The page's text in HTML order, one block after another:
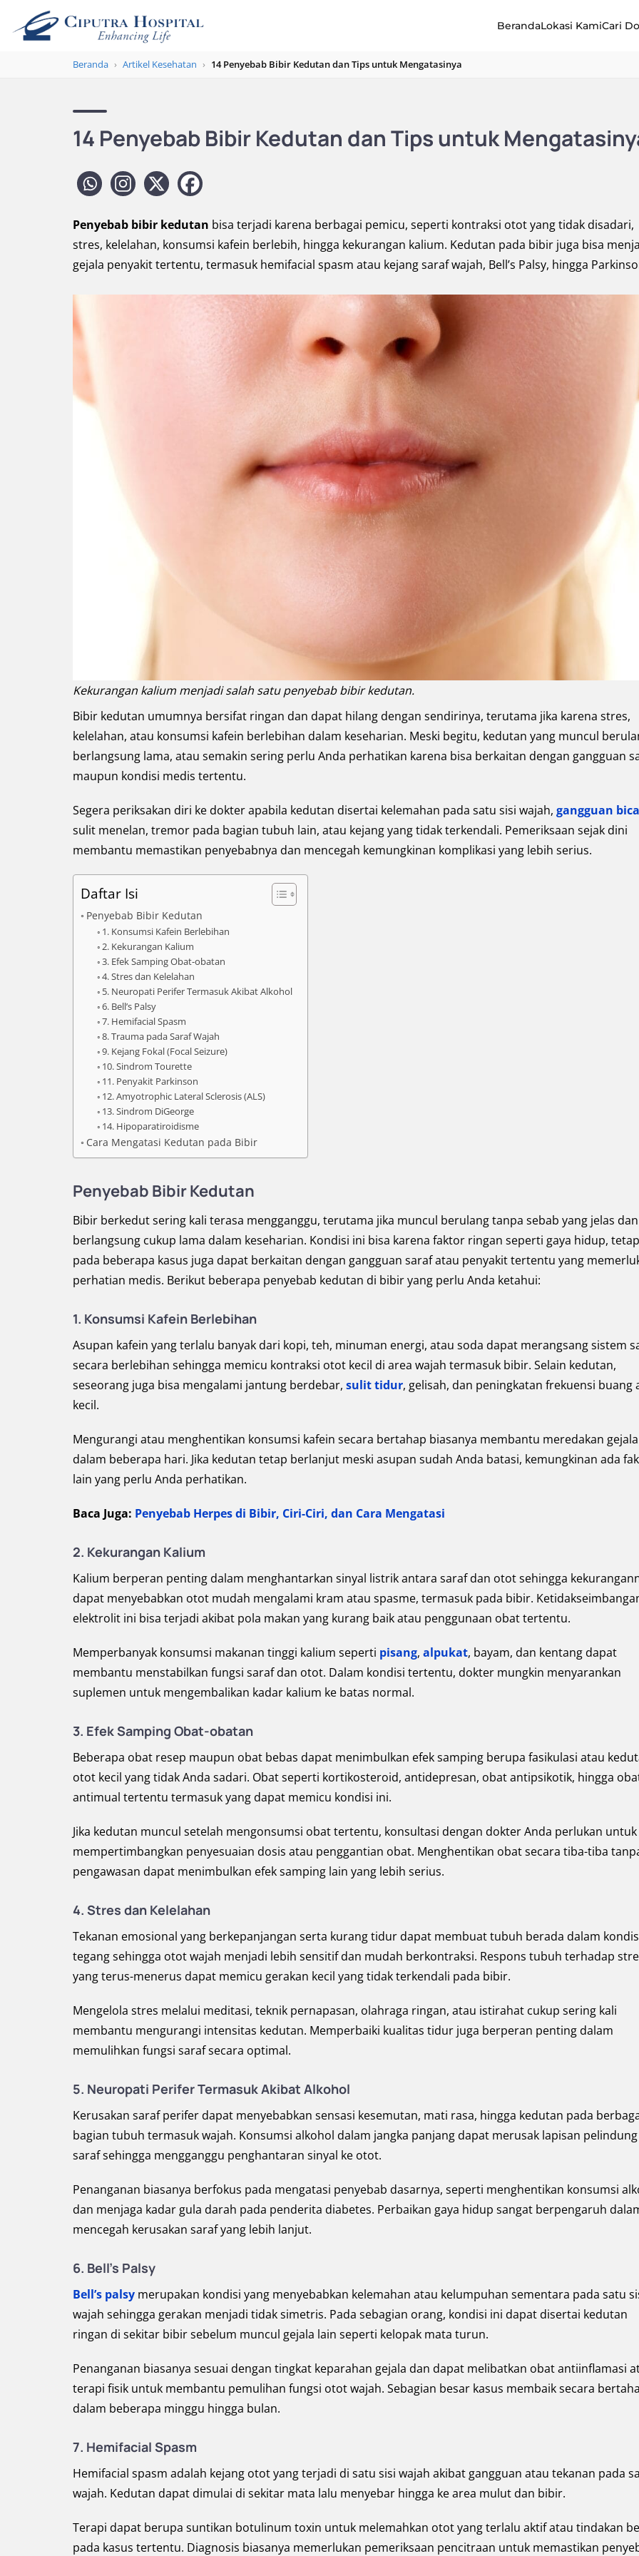
BerandaLokasi KamiCari
Beranda › Artikel Kesehatan › 14 Penyebab Bibir Kedutan dan Tips untuk Mengatasinya
14 Penyebab Bibir Kedutan dan Tips untuk
Penyebab bibir kedutan bisa terjadi karena berbagai pemicu, seperti kontraksi otot yang tidak disadari,
stres, kelelahan, konsumsi kafein berlebih, hingga kekurangan kalium. Kedutan pada bibir juga bisa
gejala penyakit tertentu, termasuk hemifacial spasm atau kejang saraf wajah, Bell’s Palsy, hingga
Kekurangan kalium menjadi salah satu penyebab bibir kedutan.
Bibir kedutan umumnya bersifat ringan dan dapat hilang dengan sendirinya, terutama jika karena stres,
kelelahan, atau konsumsi kafein berlebihan dalam keseharian. Meski begitu, kedutan yang muncul
berlangsung lama, atau semakin sering perlu Anda perhatikan karena bisa berkaitan dengan gangguan
maupun kondisi medis tertentu.
Segera periksakan diri ke dokter apabila kedutan disertai kelemahan pada satu sisi wajah, gangguan
sulit menelan, tremor pada bagian tubuh lain, atau kejang yang tidak terkendali. Pemeriksaan sejak dini
membantu memastikan penyebabnya dan mencegah kemungkinan komplikasi yang lebih serius.
Daftar Isi
Penyebab Bibir Kedutan
1. Konsumsi Kafein Berlebihan
2. Kekurangan Kalium
3. Efek Samping Obat-obatan
4. Stres dan Kelelahan
5. Neuropati Perifer Termasuk Akibat Alkohol
6. Bell’s Palsy
7. Hemifacial Spasm
8. Trauma pada Saraf Wajah
9. Kejang Fokal (Focal Seizure)
10. Sindrom Tourette
11. Penyakit Parkinson
12. Amyotrophic Lateral Sclerosis (ALS)
13. Sindrom DiGeorge
14. Hipoparatiroidisme
Cara Mengatasi Kedutan pada Bibir
Penyebab Bibir Kedutan
Bibir berkedut sering kali terasa mengganggu, terutama jika muncul berulang tanpa sebab yang jelas dan
berlangsung cukup lama dalam keseharian. Kondisi ini bisa karena faktor ringan seperti gaya hidup,
pada beberapa kasus juga dapat berkaitan dengan gangguan saraf atau penyakit tertentu yang
perhatian medis. Berikut beberapa penyebab kedutan di bibir yang perlu Anda ketahui:
1. Konsumsi Kafein Berlebihan
Asupan kafein yang terlalu banyak dari kopi, teh, minuman energi, atau soda dapat merangsang sistem
secara berlebihan sehingga memicu kontraksi otot kecil di area wajah termasuk bibir. Selain kedutan,
seseorang juga bisa mengalami jantung berdebar, sulit tidur, gelisah, dan peningkatan frekuensi buang
kecil.
Mengurangi atau menghentikan konsumsi kafein secara bertahap biasanya membantu meredakan gejala
dalam beberapa hari. Jika kedutan tetap berlanjut meski asupan sudah Anda batasi, kemungkinan ada
lain yang perlu Anda perhatikan.
Baca Juga: Penyebab Herpes di Bibir, Ciri-Ciri, dan Cara Mengatasi
2. Kekurangan Kalium
Kalium berperan penting dalam menghantarkan sinyal listrik antara saraf dan otot sehingga
dapat menyebabkan otot mudah mengalami kram atau spasme, termasuk pada bibir.
elektrolit ini bisa terjadi akibat pola makan yang kurang baik atau penggunaan obat tertentu.
Memperbanyak konsumsi makanan tinggi kalium seperti pisang, alpukat, bayam, dan kentang dapat
membantu menstabilkan fungsi saraf dan otot. Dalam kondisi tertentu, dokter mungkin menyarankan
suplemen untuk mengembalikan kadar kalium ke batas normal.
3. Efek Samping Obat-obatan
Beberapa obat resep maupun obat bebas dapat menimbulkan efek samping berupa fasikulasi atau
otot kecil yang tidak Anda sadari. Obat seperti kortikosteroid, antidepresan, obat antipsikotik, hingga
antimual tertentu termasuk yang dapat memicu kondisi ini.
Jika kedutan muncul setelah mengonsumsi obat tertentu, konsultasi dengan dokter Anda perlukan untuk
mempertimbangkan penyesuaian dosis atau penggantian obat. Menghentikan obat secara tiba-tiba
pengawasan dapat menimbulkan efek samping lain yang lebih serius.
4. Stres dan Kelelahan
Tekanan emosional yang berkepanjangan serta kurang tidur dapat membuat tubuh berada dalam
tegang sehingga otot wajah menjadi lebih sensitif dan mudah berkontraksi. Respons tubuh terhadap
yang terus-menerus dapat memicu gerakan kecil yang tidak terkendali pada bibir.
Mengelola stres melalui meditasi, teknik pernapasan, olahraga ringan, atau istirahat cukup sering kali
membantu mengurangi intensitas kedutan. Memperbaiki kualitas tidur juga berperan penting dalam
memulihkan fungsi saraf secara optimal.
5. Neuropati Perifer Termasuk Akibat Alkohol
Kerusakan saraf perifer dapat menyebabkan sensasi kesemutan, mati rasa, hingga kedutan pada
bagian tubuh termasuk wajah. Konsumsi alkohol dalam jangka panjang dapat merusak lapisan pelindung
saraf sehingga mengganggu penghantaran sinyal ke otot.
Penanganan biasanya berfokus pada mengatasi penyebab dasarnya, seperti menghentikan konsumsi
dan menjaga kadar gula darah pada penderita diabetes. Perbaikan gaya hidup sangat berpengaruh
mencegah kerusakan saraf yang lebih lanjut.
6. Bell’s Palsy
Bell’s palsy merupakan kondisi yang menyebabkan kelemahan atau kelumpuhan sementara pada satu
wajah sehingga gerakan menjadi tidak simetris. Pada sebagian orang, kondisi ini dapat disertai kedutan
ringan di sekitar bibir sebelum muncul gejala lain seperti kelopak mata turun.
Penanganan biasanya sesuai dengan tingkat keparahan gejala dan dapat melibatkan obat antiinflamasi
terapi fisik untuk membantu pemulihan fungsi otot wajah. Sebagian besar kasus membaik secara
dalam beberapa minggu hingga bulan.
7. Hemifacial Spasm
Hemifacial spasm adalah kejang otot yang terjadi di satu sisi wajah akibat gangguan atau tekanan pada
wajah. Kedutan dapat dimulai di sekitar mata lalu menyebar hingga ke area mulut dan bibir.
Terapi dapat berupa suntikan botulinum toxin untuk melemahkan otot yang terlalu aktif atau tindakan
pada kasus tertentu. Diagnosis biasanya memerlukan pemeriksaan pencitraan untuk memastikan